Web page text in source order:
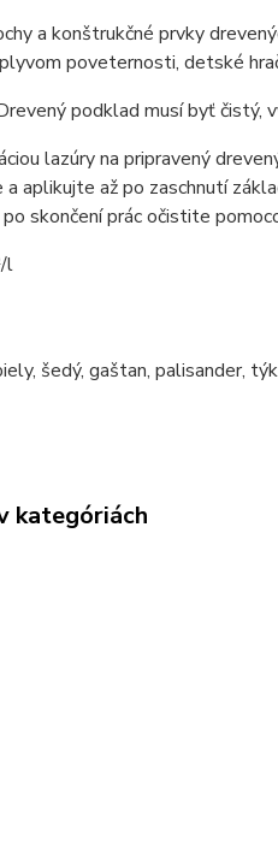
a konštrukčné prvky
poveternosti, detské
podklad musí byť čistý,
lazúry na pripravený
a aplikujte až po zaschnutí
skončení prác očistite
l
šedý, gaštan, palisander,
kategóriách